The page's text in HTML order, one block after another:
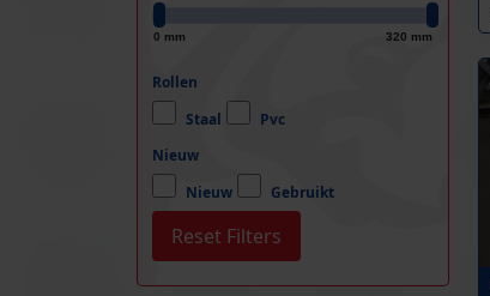
0 mm 320 mm
Rollen
Staal
Pvc
Nieuw
Nieuw
Gebruikt